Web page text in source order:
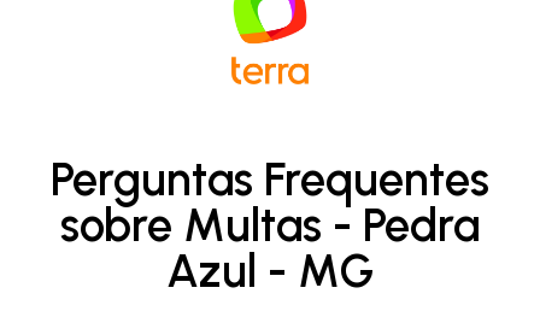
Perguntas Frequentes
sobre Multas - Pedra
Azul - MG